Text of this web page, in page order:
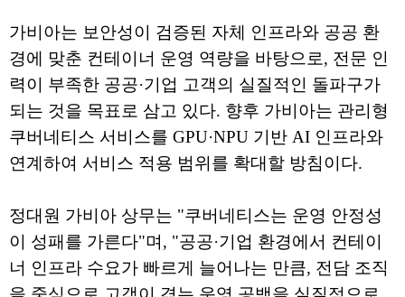
가비아는 보안성이 검증된 자체 인프라와 공공 환
경에 맞춘 컨테이너 운영 역량을 바탕으로, 전문 인
력이 부족한 공공·기업 고객의 실질적인 돌파구가
되는 것을 목표로 삼고 있다. 향후 가비아는 관리형
쿠버네티스 서비스를 GPU·NPU 기반 AI 인프라와
연계하여 서비스 적용 범위를 확대할 방침이다.
정대원 가비아 상무는 "쿠버네티스는 운영 안정성
이 성패를 가른다"며, "공공·기업 환경에서 컨테이
너 인프라 수요가 빠르게 늘어나는 만큼, 전담 조직